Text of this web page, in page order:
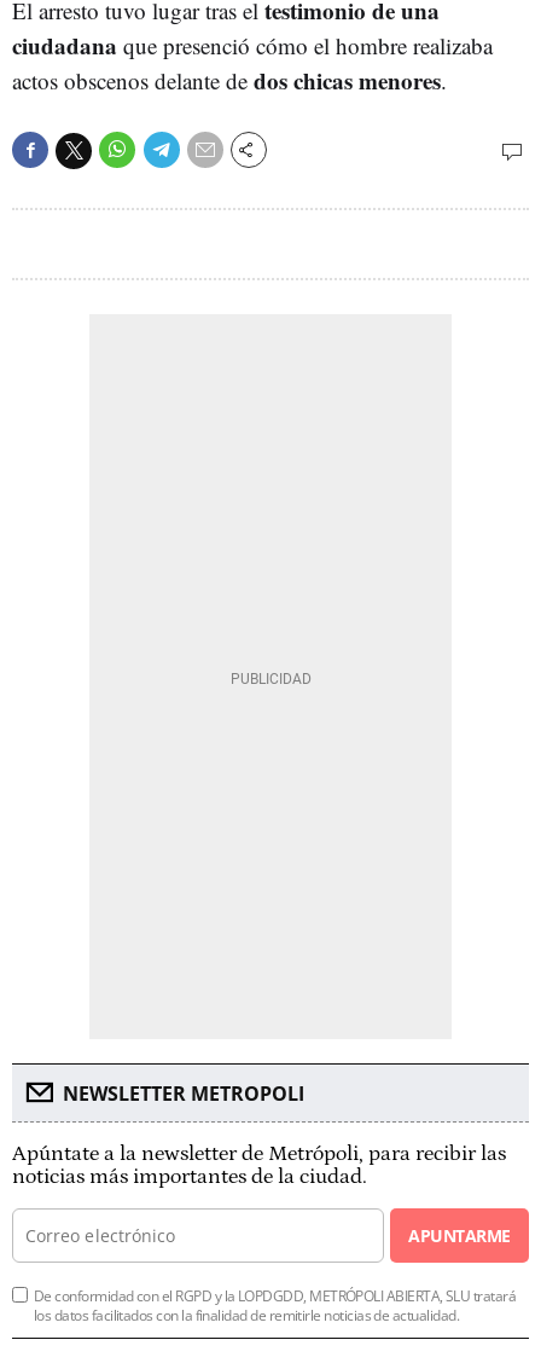
El arresto tuvo lugar tras el testimonio de una
ciudadana que presenció cómo el hombre realizaba
actos obscenos delante de dos chicas menores.
NEWSLETTER METROPOLI
Apúntate a la newsletter de Metrópoli, para recibir las
noticias más importantes de la ciudad.
APUNTARME
De conformidad con el RGPD y la LOPDGDD, METRÓPOLI ABIERTA, SLU tratará
los datos facilitados con la finalidad de remitirle noticias de actualidad.